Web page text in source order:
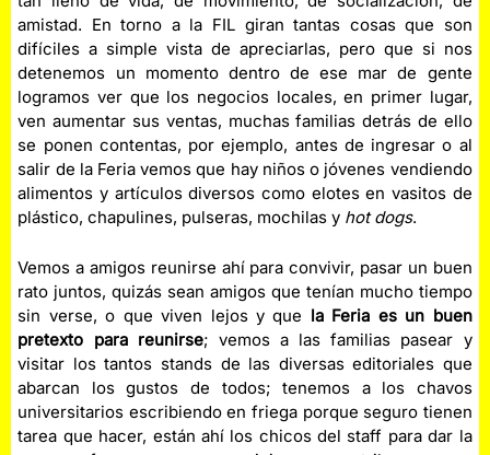
amistad. En torno a la FIL giran tantas cosas que son
difíciles a simple vista de apreciarlas, pero que si nos
detenemos un momento dentro de ese mar de gente
logramos ver que los negocios locales, en primer lugar,
ven aumentar sus ventas, muchas familias detrás de ello
se ponen contentas, por ejemplo, antes de ingresar o al
salir de la Feria vemos que hay niños o jóvenes vendiendo
alimentos y artículos diversos como elotes en vasitos de
plástico, chapulines, pulseras, mochilas y hot dogs.
Vemos a amigos reunirse ahí para convivir, pasar un buen
rato juntos, quizás sean amigos que tenían mucho tiempo
sin verse, o que viven lejos y que la Feria es un buen
pretexto para reunirse; vemos a las familias pasear y
visitar los tantos stands de las diversas editoriales que
abarcan los gustos de todos; tenemos a los chavos
universitarios escribiendo en friega porque seguro tienen
tarea que hacer, están ahí los chicos del staff para dar la